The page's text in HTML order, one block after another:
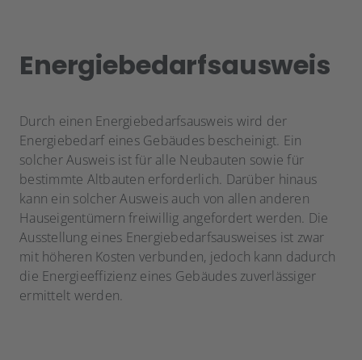
Energiebedarfsausweis
Durch einen Energiebedarfsausweis wird der
Energiebedarf eines Gebäudes bescheinigt. Ein
solcher Ausweis ist für alle Neubauten sowie für
bestimmte Altbauten erforderlich. Darüber hinaus
kann ein solcher Ausweis auch von allen anderen
Hauseigentümern freiwillig angefordert werden. Die
Ausstellung eines Energiebedarfsausweises ist zwar
mit höheren Kosten verbunden, jedoch kann dadurch
die Energieeffizienz eines Gebäudes zuverlässiger
ermittelt werden.